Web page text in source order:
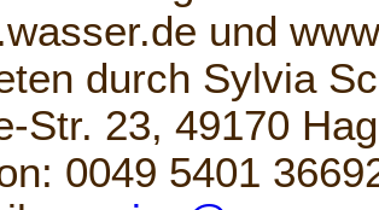
und
durch Sylvia
Str. 23, 49170
0049 5401